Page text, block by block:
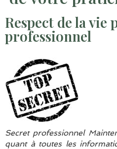
Respect de la vie
professionnel
Secret professionnel
quant à toutes les